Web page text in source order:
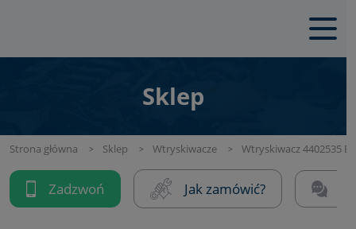
Sklep
Strona główna Sklep Wtryskiwacze Wtryskiwacz 4402535
Zadzwoń Jak zamówić?